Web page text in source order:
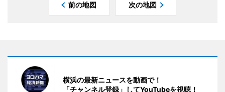
前の地図 次の地図
横浜の最新ニュースを動画で！
「チャンネル登録」してYouTubeを視聴！